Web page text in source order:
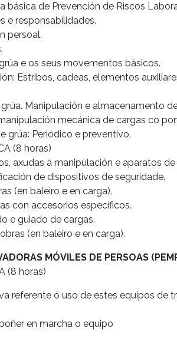
básica de Prevención de Riscos
e responsabilidades.
persoal.
e os seus movementos básicos.
Estribos, cadeas, elementos
Manipulación e almacenamento
mecánica de cargas co
grúa: Periódico e preventivo.
(8 horas)
axudas á manipulación e aparatos
de dispositivos de seguridade.
(en baleiro e en carga).
con accesorios específicos.
e guiado de cargas.
(en baleiro e en carga).
MÓVILES DE PERSOAS
(8 horas)
referente ó uso de estes equipos de
en marcha o equipo